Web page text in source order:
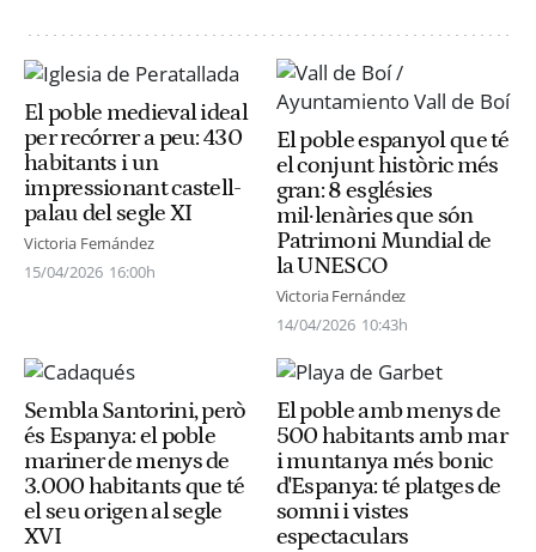
El poble medieval ideal
per recórrer a peu: 430
habitants i un
impressionant castell-
palau del segle XI
Victoria Fernández
15/04/2026 16:00h
El poble espanyol que té
el conjunt històric més
gran: 8 esglésies
mil·lenàries que són
Patrimoni Mundial de
la UNESCO
Victoria Fernández
14/04/2026 10:43h
Sembla Santorini, però
és Espanya: el poble
mariner de menys de
3.000 habitants que té
el seu origen al segle
XVI
El poble amb menys de
500 habitants amb mar
i muntanya més bonic
d'Espanya: té platges de
somni i vistes
espectaculars